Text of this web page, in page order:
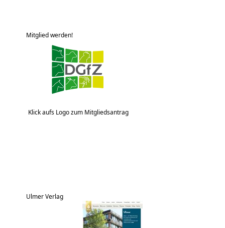
Mitglied werden!
Klick aufs Logo zum Mitgliedsantrag
Ulmer Verlag